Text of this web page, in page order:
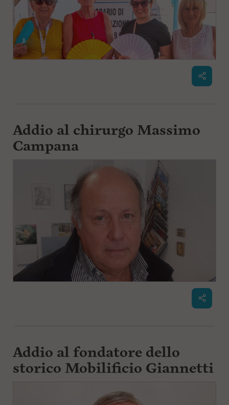
Addio al chirurgo Massimo
Campana
Addio al fondatore dello
storico Mobilificio Giannetti